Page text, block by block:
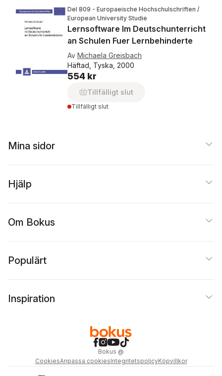
Del 809 - Europaeische Hochschulschriften /
European University Studie
Lernsoftware Im Deutschunterricht
an Schulen Fuer Lernbehinderte
Av Michaela Greisbach
Häftad, Tyska, 2000
554 kr
Tillfälligt slut
Tillfälligt slut
Mina sidor
Hjälp
Om Bokus
Populärt
Inspiration
Bokus @
CookiesAnpassa cookiesIntegritetspolicyKöpvillkor